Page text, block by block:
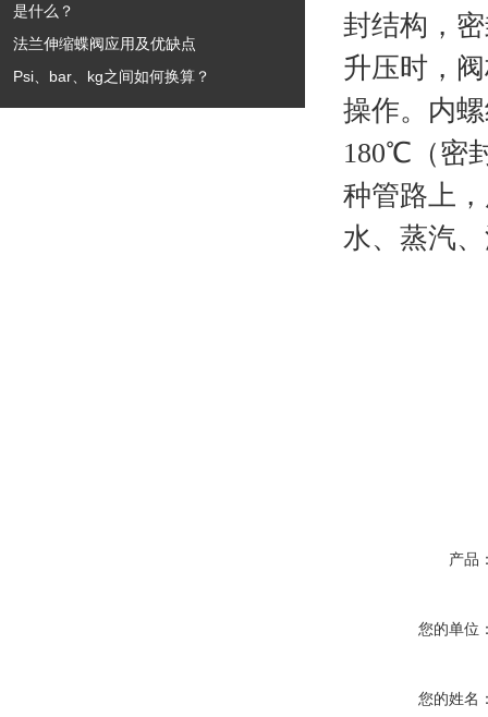
是什么？
法兰伸缩蝶阀应用及优缺点
Psi、bar、kg之间如何换算？
封结构，
升压时，
操作。内
180℃（密
种管路上
水、蒸汽
产品
您的单位
您的姓名